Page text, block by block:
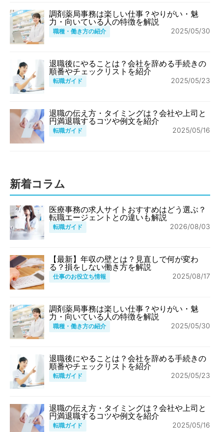
調剤薬局事務は楽しい仕事？やりがい・魅
力・向いている人の特徴を解説
職種・働き方の紹介 2025/05/30
退職後にやることは？会社を辞める手続きの
順番やチェックリストを紹介
転職ガイド 2025/05/23
退職の伝え方・タイミングは？会社や上司と
円満退職するコツや例文を紹介
転職ガイド 2025/05/16
新着コラム
医療事務の求人サイトおすすめはどう選ぶ？
転職エージェントとの違いも解説
転職ガイド 2026/08/03
【最新】年収の壁とは？見直しで何が変わ
る？損をしない働き方を解説
仕事のお役立ち情報 2025/08/17
調剤薬局事務は楽しい仕事？やりがい・魅
力・向いている人の特徴を解説
職種・働き方の紹介 2025/05/30
退職後にやることは？会社を辞める手続きの
順番やチェックリストを紹介
転職ガイド 2025/05/23
退職の伝え方・タイミングは？会社や上司と
円満退職するコツや例文を紹介
転職ガイド 2025/05/16